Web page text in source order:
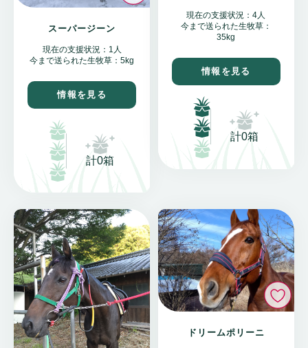
スーパージーン
現在の支援状況：1人
今まで送られた生牧草：5kg
情報を見る
計0箱
現在の支援状況：4人
今まで送られた生牧草：
35kg
情報を見る
計0箱
ドリームポリーニ